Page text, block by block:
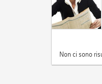
Non ci sono